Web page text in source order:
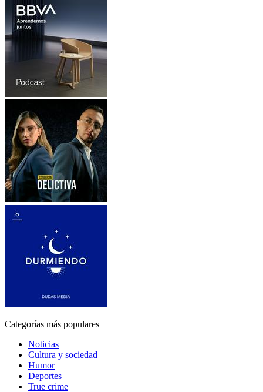
Categorías más populares
Noticias
Cultura y sociedad
Humor
Deportes
True crime